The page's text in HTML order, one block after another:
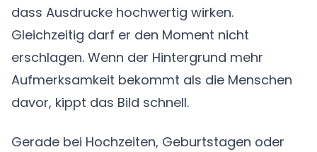
dass Ausdrucke hochwertig wirken.
Gleichzeitig darf er den Moment nicht
erschlagen. Wenn der Hintergrund mehr
Aufmerksamkeit bekommt als die Menschen
davor, kippt das Bild schnell.
Gerade bei Hochzeiten, Geburtstagen oder